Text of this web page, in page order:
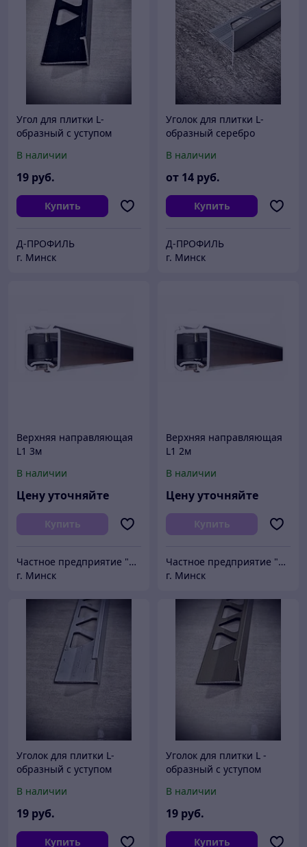
Угол для плитки L-
образный с уступом
В наличии
19 руб.
Купить
Д-ПРОФИЛЬ
г. Минск
Уголок для плитки L-
образный серебро
мм.
В наличии
от 14 руб.
Купить
Д-ПРОФИЛЬ
г. Минск
Верхняя направляющая
L1 3м
В наличии
Цену уточняйте
Купить
Частное предприятие "Сибалок"
г. Минск
Верхняя направляющая
L1 2м
В наличии
Цену уточняйте
Купить
Частное предприятие "Сибалок"
г. Минск
Уголок для плитки L-
образный с уступом
В наличии
19 руб.
Купить
Уголок для плитки L -
образный с уступом
В наличии
19 руб.
Купить